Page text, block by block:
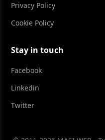
Privacy Policy
Cookie Policy
Stay in touch
Facebook
Linkedin
Twitter